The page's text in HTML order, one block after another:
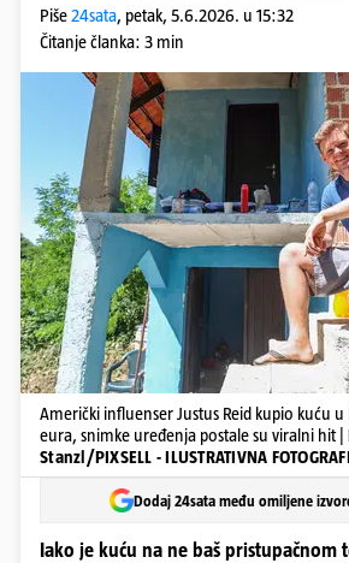
Piše24sata, petak, 5.6.2026. u 15:32
Čitanje članka: 3 min
Američki influenser Justus Reid kupio kuću
eura, snimke uređenja postale su viralni hit |
Stanzl/PIXSELL - ILUSTRATIVNA
Dodaj 24sata među omiljene
Iako je kuću na ne baš pristupačnom